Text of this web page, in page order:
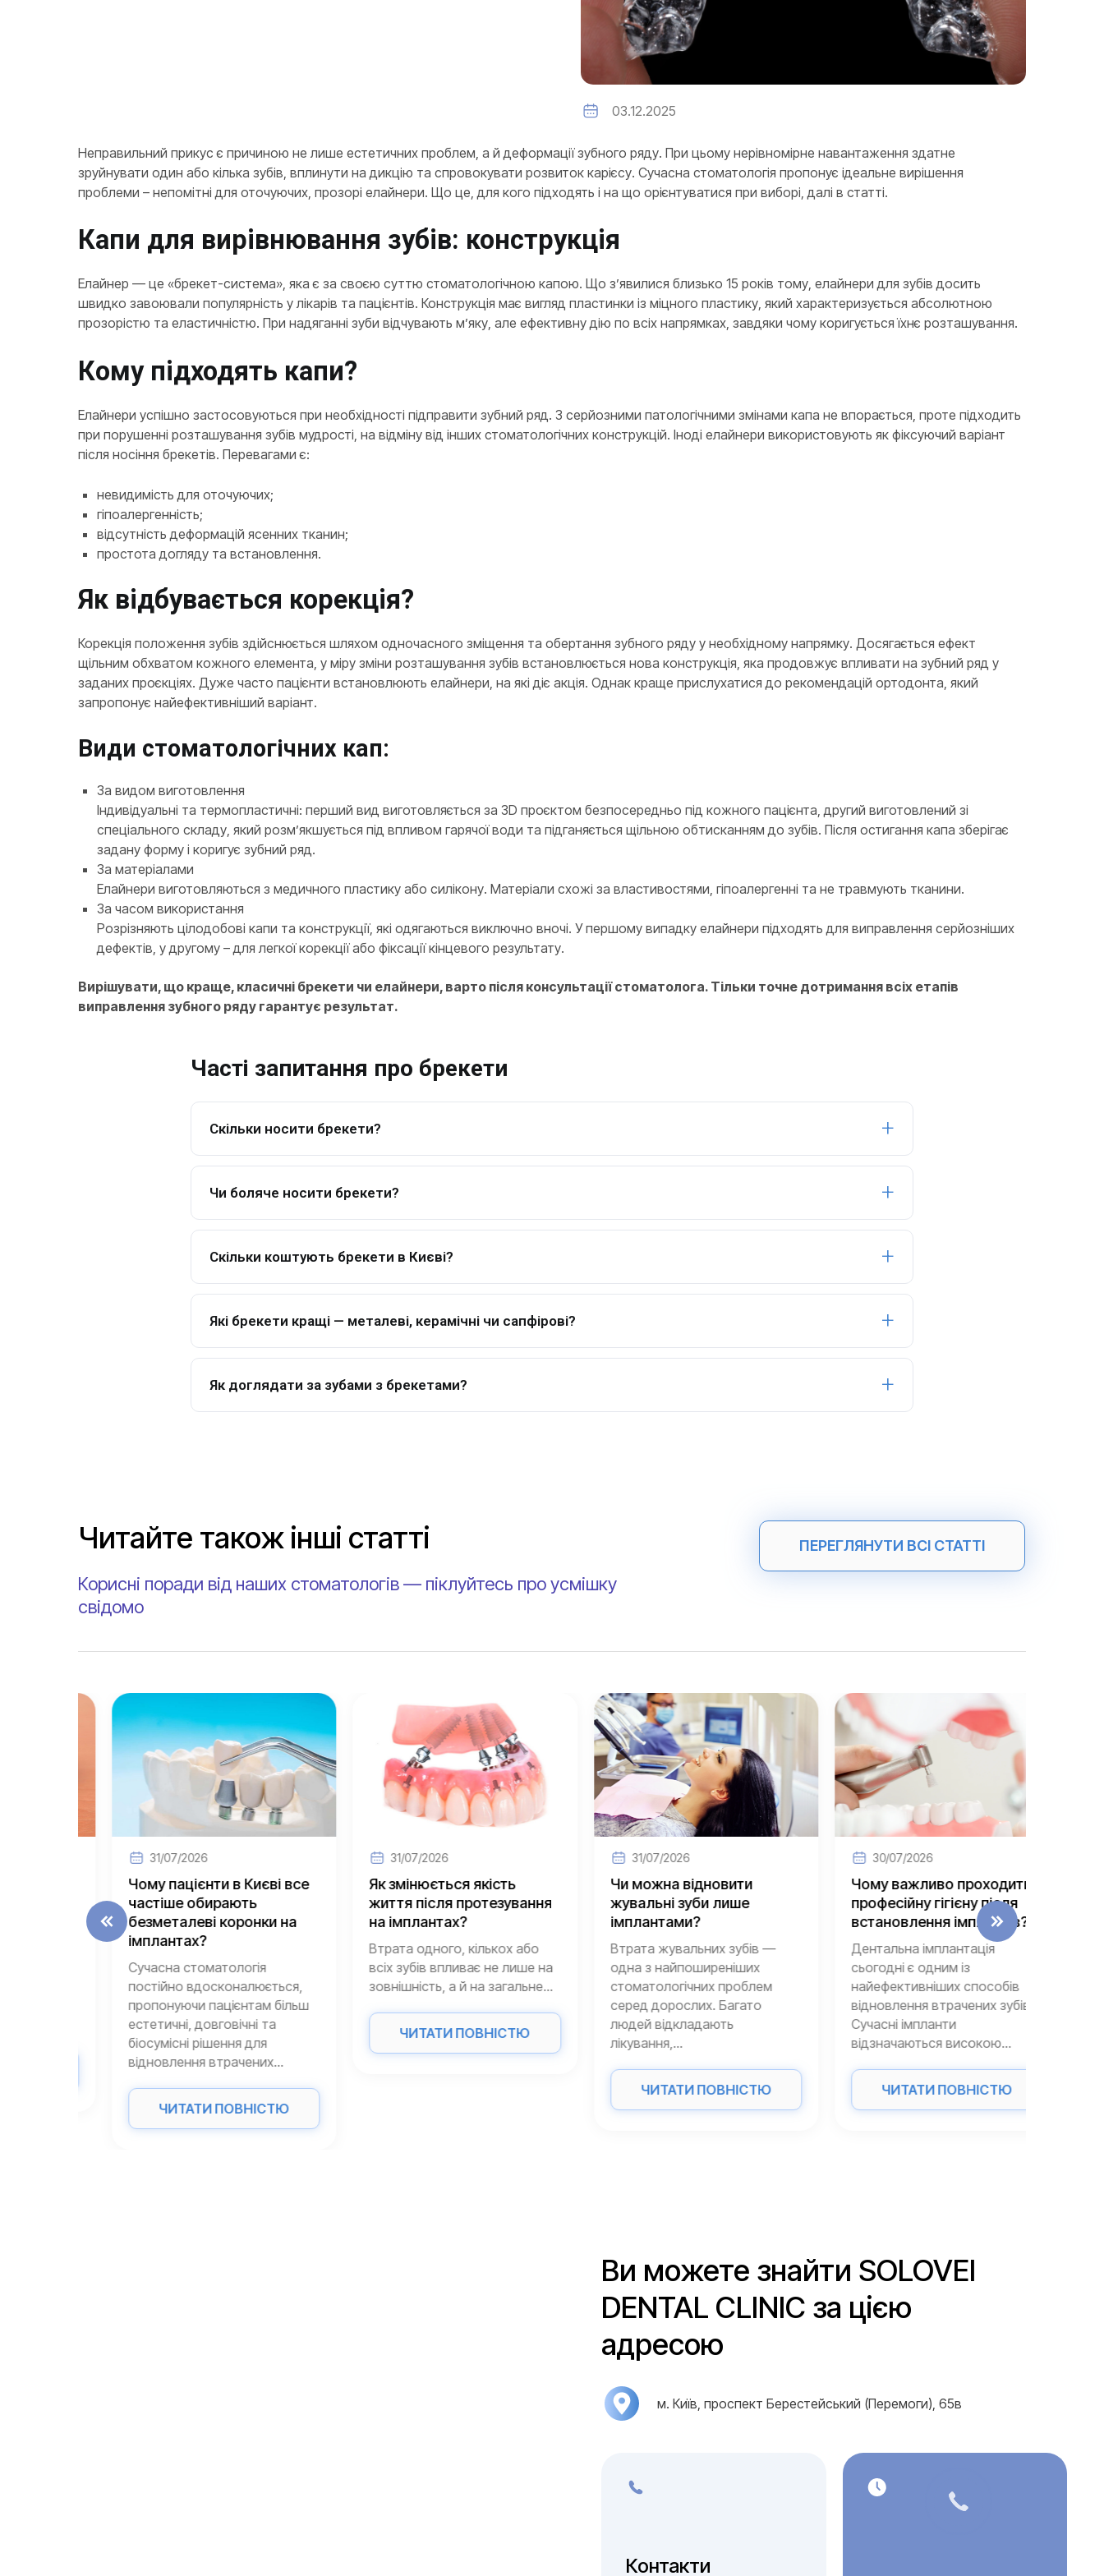
03.12.2025
Неправильний прикус є причиною не лише естетичних проблем, а й деформації зубного ряду. При цьому нерівномірне навантаження здатне
зруйнувати один або кілька зубів, вплинути на дикцію та спровокувати розвиток карієсу. Сучасна стоматологія пропонує ідеальне вирішення
проблеми – непомітні для оточуючих, прозорі елайнери. Що це, для кого підходять і на що орієнтуватися при виборі, далі в статті.
Капи для вирівнювання зубів: конструкція
Елайнер — це «брекет-система», яка є за своєю суттю стоматологічною капою. Що з’явилися близько 15 років тому, елайнери для зубів досить
швидко завоювали популярність у лікарів та пацієнтів. Конструкція має вигляд пластинки із міцного пластику, який характеризується абсолютною
прозорістю та еластичністю. При надяганні зуби відчувають м’яку, але ефективну дію по всіх напрямках, завдяки чому коригується їхнє розташування.
Кому підходять капи?
Елайнери успішно застосовуються при необхідності підправити зубний ряд. З серйозними патологічними змінами капа не впорається, проте підходить
при порушенні розташування зубів мудрості, на відміну від інших стоматологічних конструкцій. Іноді елайнери використовують як фіксуючий варіант
після носіння брекетів. Перевагами є:
невидимість для оточуючих;
гіпоалергенність;
відсутність деформацій ясенних тканин;
простота догляду та встановлення.
Як відбувається корекція?
Корекція положення зубів здійснюється шляхом одночасного зміщення та обертання зубного ряду у необхідному напрямку. Досягається ефект
щільним обхватом кожного елемента, у міру зміни розташування зубів встановлюється нова конструкція, яка продовжує впливати на зубний ряд у
заданих проєкціях. Дуже часто пацієнти встановлюють елайнери, на які діє акція. Однак краще прислухатися до рекомендацій ортодонта, який
запропонує найефективніший варіант.
Види стоматологічних кап:
За видом виготовлення
Індивідуальні та термопластичні: перший вид виготовляється за 3D проєктом безпосередньо під кожного пацієнта, другий виготовлений зі
спеціального складу, який розм’якшується під впливом гарячої води та підганяється щільною обтисканням до зубів. Після остигання капа зберігає
задану форму і коригує зубний ряд.
За матеріалами
Елайнери виготовляються з медичного пластику або силікону. Матеріали схожі за властивостями, гіпоалергенні та не травмують тканини.
За часом використання
Розрізняють цілодобові капи та конструкції, які одягаються виключно вночі. У першому випадку елайнери підходять для виправлення серйозніших
дефектів, у другому – для легкої корекції або фіксації кінцевого результату.
Вирішувати, що краще, класичні брекети чи елайнери, варто після консультації стоматолога. Тільки точне дотримання всіх етапів
виправлення зубного ряду гарантує результат.
Часті запитання про брекети
Скільки носити брекети?
Чи боляче носити брекети?
Скільки коштують брекети в Києві?
Які брекети кращі — металеві, керамічні чи сапфірові?
Як доглядати за зубами з брекетами?
Читайте також інші статті
Корисні поради від наших стоматологів — піклуйтесь про усмішку
свідомо
ПЕРЕГЛЯНУТИ ВСІ СТАТТІ
31/07/2026
Чому пацієнти в Києві все
частіше обирають
безметалеві коронки на
імплантах?
Сучасна стоматологія
постійно вдосконалюється,
пропонуючи пацієнтам більш
естетичні, довговічні та
біосумісні рішення для
відновлення втрачених...
ЧИТАТИ ПОВНІСТЮ
31/07/2026
Як змінюється якість
життя після протезування
на імплантах?
Втрата одного, кількох або
всіх зубів впливає не лише на
зовнішність, а й на загальне...
ЧИТАТИ ПОВНІСТЮ
31/07/2026
Чи можна відновити
жувальні зуби лише
імплантами?
Втрата жувальних зубів —
одна з найпоширеніших
стоматологічних проблем
серед дорослих. Багато
людей відкладають
лікування,...
ЧИТАТИ ПОВНІСТЮ
30/07/2026
Чому важливо проходити
професійну гігієну після
встановлення імплантів?
Дентальна імплантація
сьогодні є одним із
найефективніших способів
відновлення втрачених зубів.
Сучасні імпланти
відзначаються високою...
ЧИТАТИ ПОВНІСТЮ
Ви можете знайти SOLOVEI
DENTAL CLINIC за цією
адресою
м. Київ, проспект Берестейський (Перемоги), 65в
Контакти